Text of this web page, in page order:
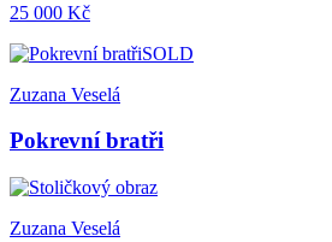
25 000 Kč
SOLD
Zuzana Veselá
Pokrevní bratři
Zuzana Veselá